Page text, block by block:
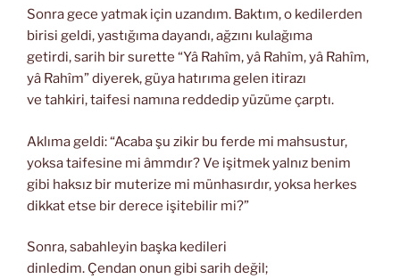
Sonra gece yatmak için uzandım. Baktım, o kedilerden
birisi geldi, yastığıma dayandı, ağzını kulağıma
getirdi, sarih bir surette “Yâ Rahîm, yâ Rahîm, yâ Rahîm,
yâ Rahîm” diyerek, güya hatırıma gelen itirazı
ve tahkiri, taifesi namına reddedip yüzüme çarptı.
Aklıma geldi: “Acaba şu zikir bu ferde mi mahsustur,
yoksa taifesine mi âmmdır? Ve işitmek yalnız benim
gibi haksız bir muterize mi münhasırdır, yoksa herkes
dikkat etse bir derece işitebilir mi?”
Sonra, sabahleyin başka kedileri
dinledim. Çendan onun gibi sarih değil;